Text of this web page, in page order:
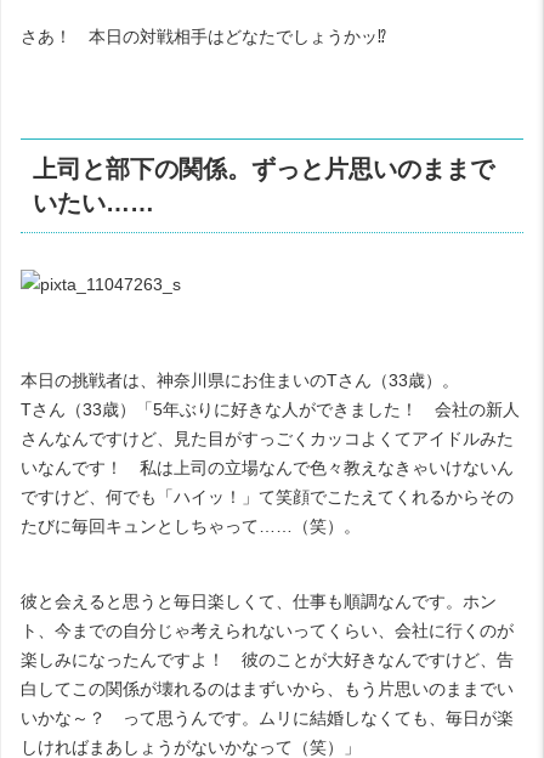
さあ！ 本日の対戦相手はどなたでしょうかッ⁉
上司と部下の関係。ずっと片思いのままで
いたい……
本日の挑戦者は、神奈川県にお住まいのTさん（33歳）。
Tさん（33歳）「5年ぶりに好きな人ができました！ 会社の新人
さんなんですけど、見た目がすっごくカッコよくてアイドルみた
いなんです！ 私は上司の立場なんで色々教えなきゃいけないん
ですけど、何でも「ハイッ！」て笑顔でこたえてくれるからその
たびに毎回キュンとしちゃって……（笑）。
彼と会えると思うと毎日楽しくて、仕事も順調なんです。ホン
ト、今までの自分じゃ考えられないってくらい、会社に行くのが
楽しみになったんですよ！ 彼のことが大好きなんですけど、告
白してこの関係が壊れるのはまずいから、もう片思いのままでい
いかな～？ って思うんです。ムリに結婚しなくても、毎日が楽
しければまあしょうがないかなって（笑）」